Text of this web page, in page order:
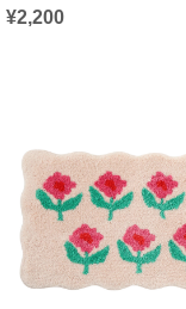
¥2,200